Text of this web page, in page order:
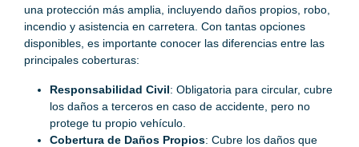
una protección más amplia, incluyendo daños propios, robo,
incendio y asistencia en carretera. Con tantas opciones
disponibles, es importante conocer las diferencias entre las
principales coberturas:
Responsabilidad Civil: Obligatoria para circular, cubre
los daños a terceros en caso de accidente, pero no
protege tu propio vehículo.
Cobertura de Daños Propios: Cubre los daños que